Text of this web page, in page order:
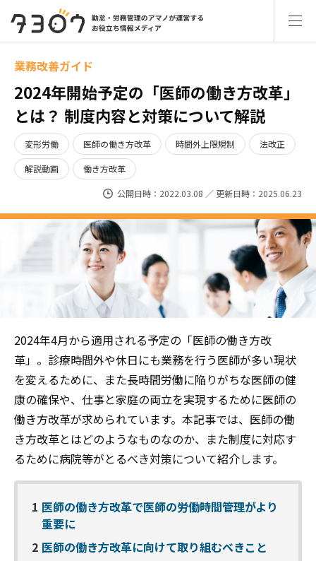
業務改善ガイド
2024年開始予定の「医師の働き方改革」
とは？ 制度内容と対策について解説
変形労働 医師の働き方改革 時間外上限規制 法改正
解説動画 働き方改革
公開日時：2022.03.08 ／ 更新日時：2025.06.23
2024年4月から適用される予定の「医師の働き方改
革」。診療時間外や休日にも業務を行う医師が多い現状
を変えるために、また長時間労働に陥りがちな医師の健
康の確保や、仕事と家庭の両立を実現するために医師の
働き方改革が求められています。本記事では、医師の働
き方改革とはどのようなものなのか、また制度に対応す
るために病院等がとるべき対策について紹介します。
1 医師の働き方改革で医師の労働時間管理がより
重要に
2 医師の働き方改革に向けて取り組むべきこと